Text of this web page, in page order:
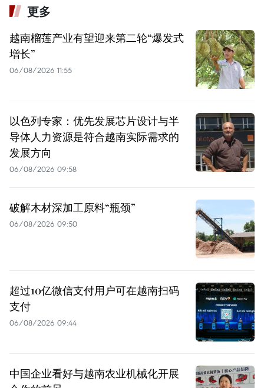
更多
越南榴莲产业有望迎来第二轮“爆发式
增长”
06/08/2026 11:55
以色列专家：优先发展芯片设计与半
导体人力资源是符合越南实际需求的
发展方向
06/08/2026 09:58
破解木材深加工原料“瓶颈”
06/08/2026 09:50
超过10亿微信支付用户可在越南扫码
支付
06/08/2026 09:44
中国企业看好与越南农业机械化开展